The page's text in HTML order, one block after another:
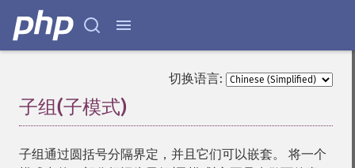
切换语言:
子组(子模式)
子组通过圆括号分隔界定，并且它们可以嵌套。 将一个